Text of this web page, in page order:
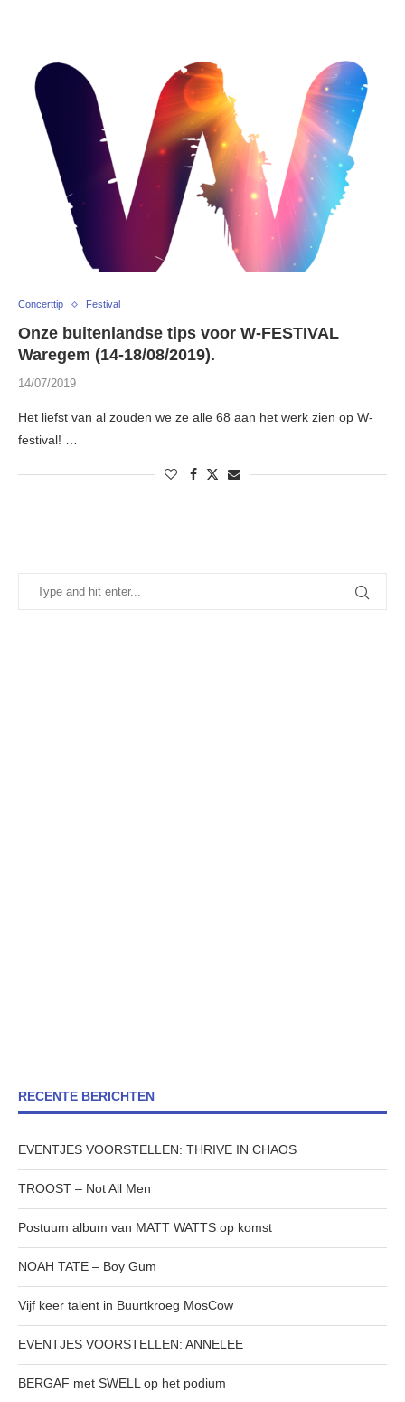
Concerttip Festival
Onze buitenlandse tips voor W-FESTIVAL
Waregem (14-18/08/2019).
14/07/2019
Het liefst van al zouden we ze alle 68 aan het werk zien op W-
festival! …
RECENTE BERICHTEN
EVENTJES VOORSTELLEN: THRIVE IN CHAOS
TROOST – Not All Men
Postuum album van MATT WATTS op komst
NOAH TATE – Boy Gum
Vijf keer talent in Buurtkroeg MosCow
EVENTJES VOORSTELLEN: ANNELEE
BERGAF met SWELL op het podium